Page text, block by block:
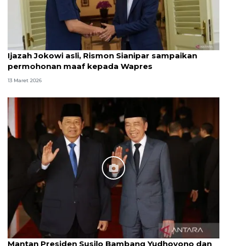
Ijazah Jokowi asli, Rismon Sianipar sampaikan
permohonan maaf kepada Wapres
13 Maret 2026
Mantan Presiden Susilo Bambang Yudhoyono dan